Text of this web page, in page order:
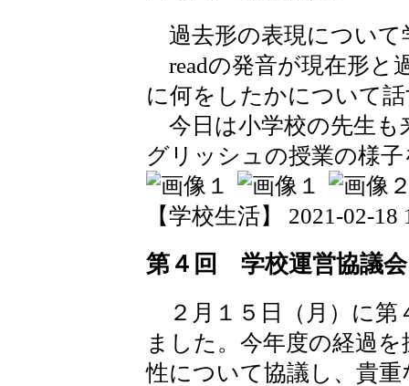
過去形の表現について
readの発音が現在形と
に何をしたかについて
今日は小学校の先生も
グリッシュの授業の様
【学校生活】 2021-02-18
第４回 学校運営協議会
２月１５日（月）に第
ました。今年度の経過
性について協議し、貴